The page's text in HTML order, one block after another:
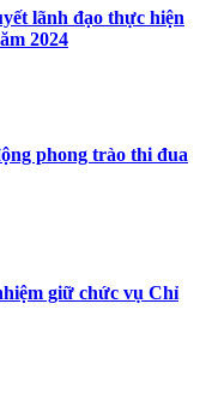
lãnh đạo thực hiện
2024
phong trào thi đua
giữ chức vụ Chỉ